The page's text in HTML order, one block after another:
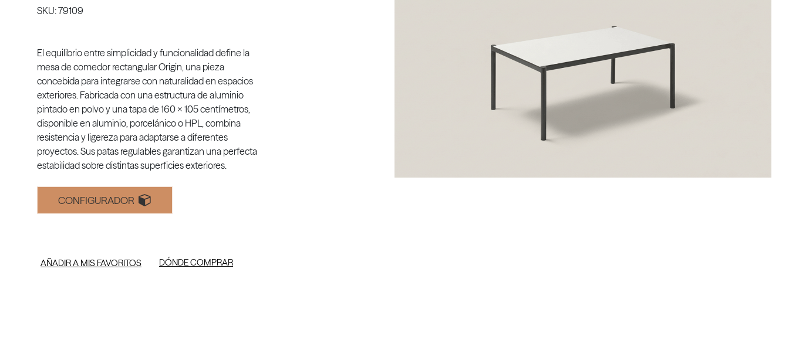
SKU:79109
El equilibrio entre simplicidad y funcionalidad define la
mesa de comedor rectangular Origin, una pieza
concebida para integrarse con naturalidad en espacios
exteriores. Fabricada con una estructura de aluminio
pintado en polvo y una tapa de 160 x 105 centímetros,
disponible en aluminio, porcelánico o HPL, combina
resistencia y ligereza para adaptarse a diferentes
proyectos. Sus patas regulables garantizan una perfecta
estabilidad sobre distintas superficies exteriores.
CONFIGURADOR
AÑADIR A MIS FAVORITOS DÓNDE COMPRAR